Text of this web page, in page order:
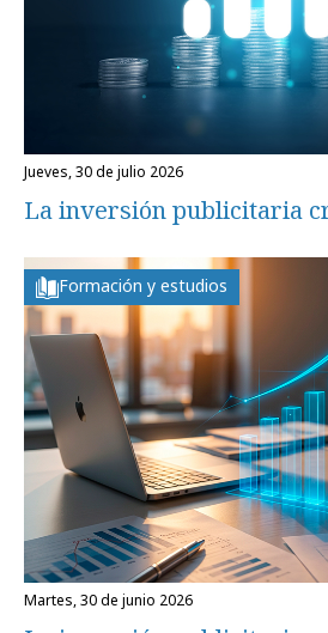
jueves, 30 de julio 2026
La inversión publicitaria
Formación y estudios
martes, 30 de junio 2026